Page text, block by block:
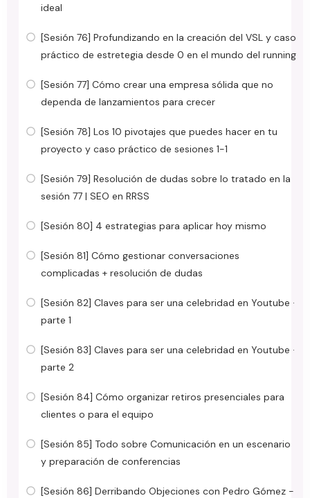
ideal
[Sesión 76] Profundizando en la creación del VSL y caso
práctico de estretegia desde 0 en el mundo del running
[Sesión 77] Cómo crear una empresa sólida que no
dependa de lanzamientos para crecer
[Sesión 78] Los 10 pivotajes que puedes hacer en tu
proyecto y caso práctico de sesiones 1-1
[Sesión 79] Resolución de dudas sobre lo tratado en la
sesión 77 | SEO en RRSS
[Sesión 80] 4 estrategias para aplicar hoy mismo
[Sesión 81] Cómo gestionar conversaciones
complicadas + resolución de dudas
[Sesión 82] Claves para ser una celebridad en Youtube ·
parte 1
[Sesión 83] Claves para ser una celebridad en Youtube ·
parte 2
[Sesión 84] Cómo organizar retiros presenciales para
clientes o para el equipo
[Sesión 85] Todo sobre Comunicación en un escenario
y preparación de conferencias
[Sesión 86] Derribando Objeciones con Pedro Gómez -